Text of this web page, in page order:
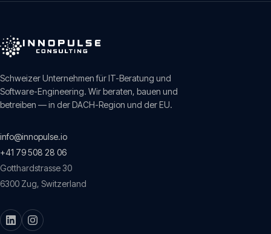
Schweizer Unternehmen für IT-Beratung und
Software-Engineering. Wir beraten, bauen und
betreiben — in der DACH-Region und der EU.
info@innopulse.io
+41 79 508 28 06
Gotthardstrasse 30
6300 Zug, Switzerland